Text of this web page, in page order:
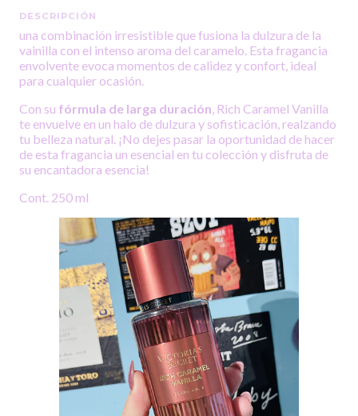
DESCRIPCIÓN
una combinación irresistible que fusiona la dulzura de la
vainilla con el intenso aroma del caramelo. Esta fragancia
envolvente evoca momentos de calidez y confort, ideal
para cualquier ocasión.
Con su fórmula de larga duración, Rich Caramel Vanilla
te envuelve en un halo de dulzura y sofisticación, realzando
tu belleza natural. ¡No dejes pasar la oportunidad de hacer
de esta fragancia un esencial en tu colección y disfruta de
su encantadora esencia!
Cont. 250 ml